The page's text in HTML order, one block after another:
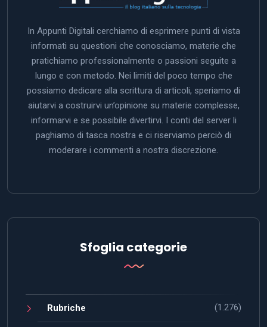
In Appunti Digitali cerchiamo di esprimere punti di vista
informati su questioni che conosciamo, materie che
pratichiamo professionalmente o passioni seguite a
lungo e con metodo. Nei limiti del poco tempo che
possiamo dedicare alla scrittura di articoli, speriamo di
aiutarvi a costruirvi un’opinione su materie complesse,
informarvi e se possibile divertirvi. I conti del server li
paghiamo di tasca nostra e ci riserviamo perciò di
moderare i commenti a nostra discrezione.
Sfoglia categorie
Rubriche (1.276)